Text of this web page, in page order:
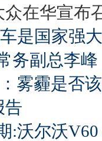
在华宣布
是国家强
务副总李峰
雾霾是否
告
:沃尔沃